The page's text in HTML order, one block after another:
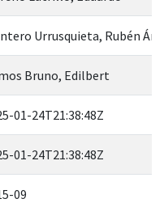
Urrusquieta, Rubén
Bruno, Edilbert
01-24T21:38:48Z
01-24T21:38:48Z
09